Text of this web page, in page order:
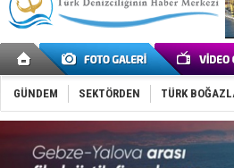
GÜNDEM SEKTÖRDEN TÜRK